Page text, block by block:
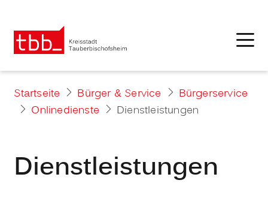
Startseite Bürger & Service
Bürgerservice
Onlinedienste
Dienstleistungen
Dienstleistungen